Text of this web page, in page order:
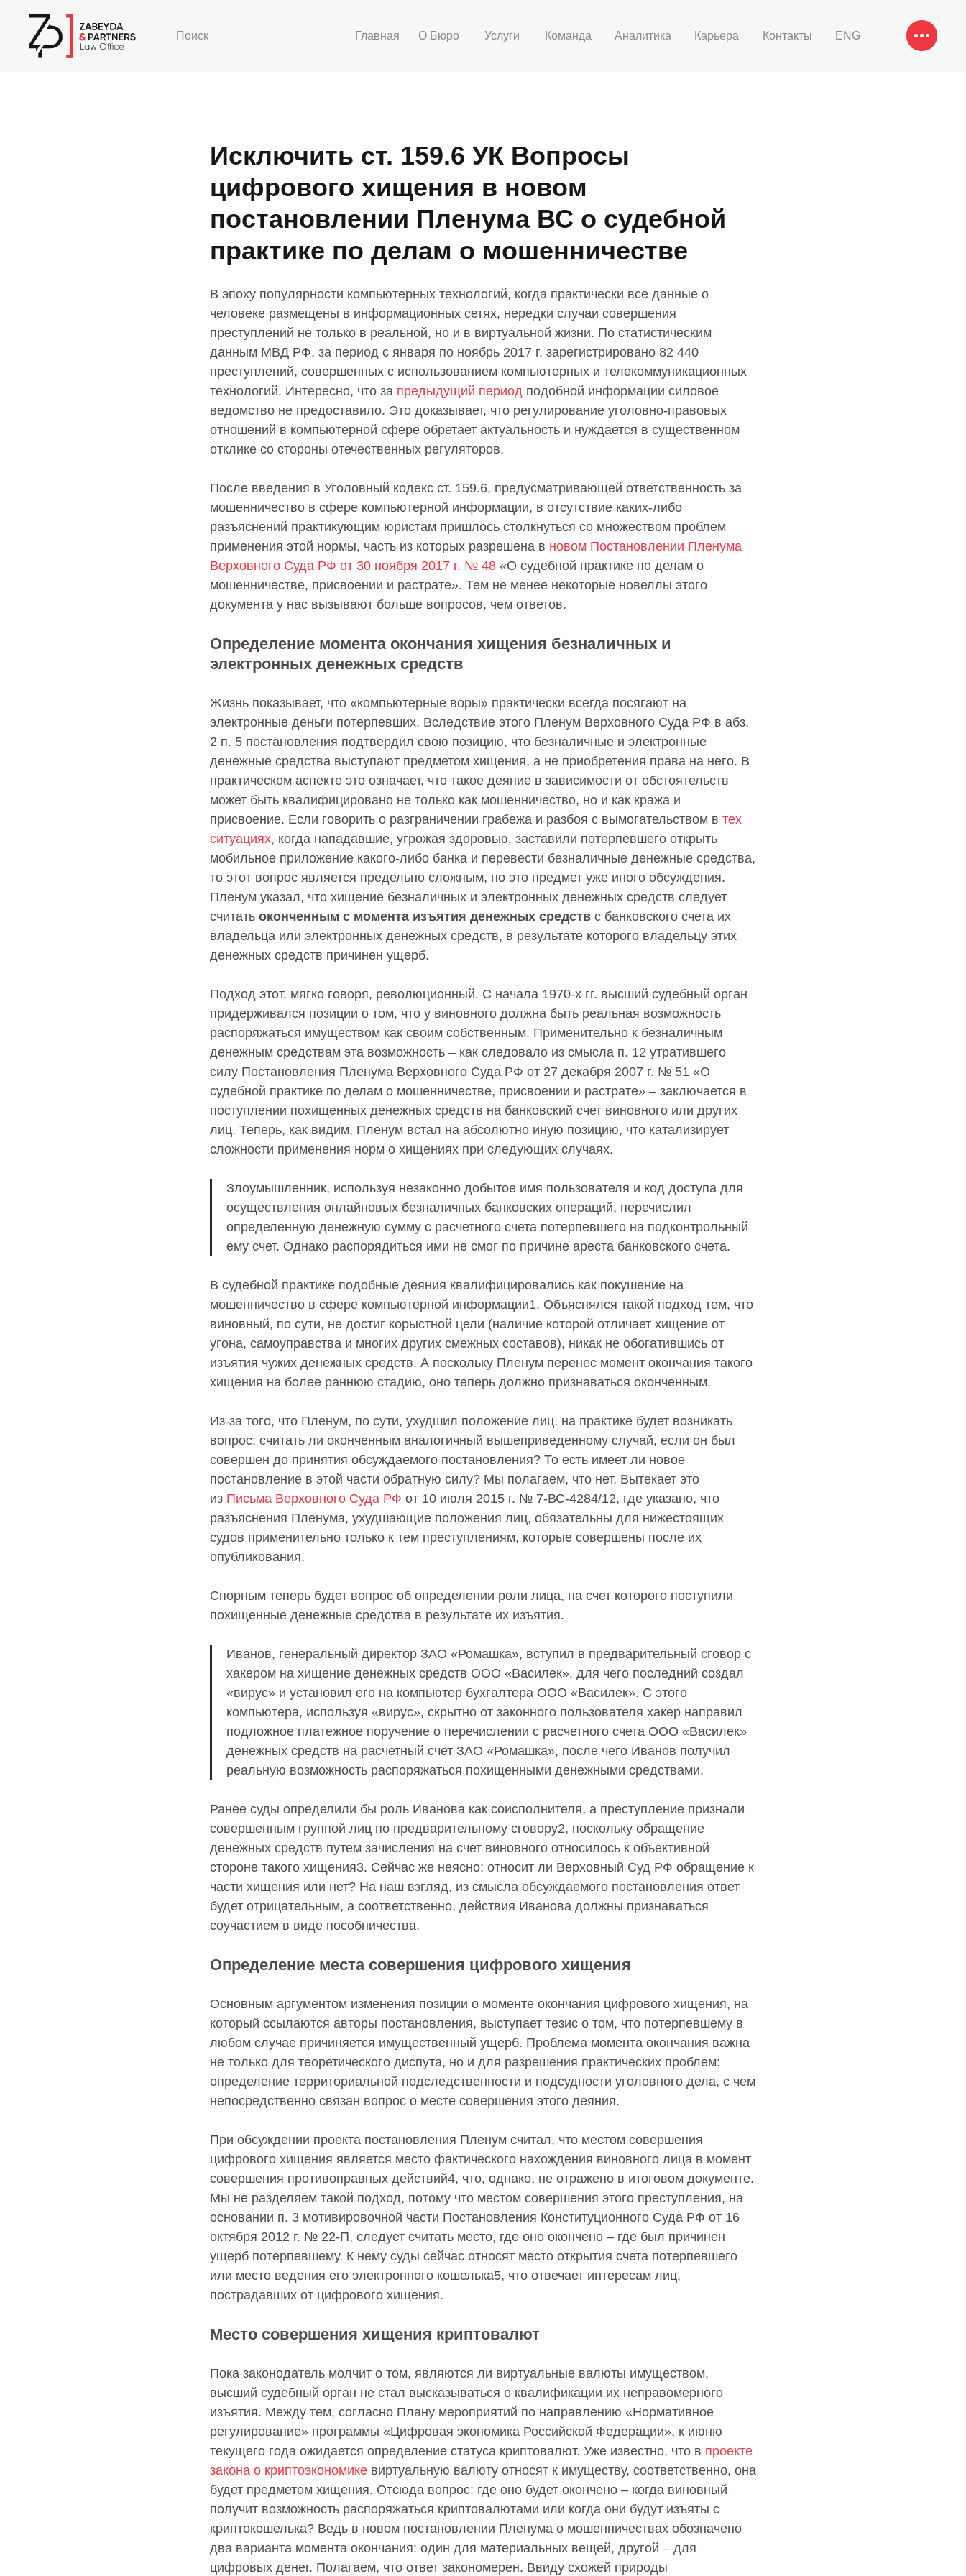
Поиск ENG
Аналитика Контакты
Карьера
Команда
Главная О Бюро Услуги
Исключить ст. 159.6 УК Вопросы
цифрового хищения в новом
постановлении Пленума ВС о судебной
практике по делам о мошенничестве
В эпоху популярности компьютерных технологий, когда практически все данные о
человеке размещены в информационных сетях, нередки случаи совершения
преступлений не только в реальной, но и в виртуальной жизни. По статистическим
данным МВД РФ, за период c января по ноябрь 2017 г. зарегистрировано 82 440
преступлений, совершенных с использованием компьютерных и телекоммуникационных
технологий. Интересно, что за предыдущий период подобной информации силовое
ведомство не предоставило. Это доказывает, что регулирование уголовно-правовых
отношений в компьютерной сфере обретает актуальность и нуждается в существенном
отклике со стороны отечественных регуляторов.
После введения в Уголовный кодекс ст. 159.6, предусматривающей ответственность за
мошенничество в сфере компьютерной информации, в отсутствие каких-либо
разъяснений практикующим юристам пришлось столкнуться со множеством проблем
применения этой нормы, часть из которых разрешена в новом Постановлении Пленума
Верховного Суда РФ от 30 ноября 2017 г. № 48 «О судебной практике по делам о
мошенничестве, присвоении и растрате». Тем не менее некоторые новеллы этого
документа у нас вызывают больше вопросов, чем ответов.
Определение момента окончания хищения безналичных и
электронных денежных средств
Жизнь показывает, что «компьютерные воры» практически всегда посягают на
электронные деньги потерпевших. Вследствие этого Пленум Верховного Суда РФ в абз.
2 п. 5 постановления подтвердил свою позицию, что безналичные и электронные
денежные средства выступают предметом хищения, а не приобретения права на него. В
практическом аспекте это означает, что такое деяние в зависимости от обстоятельств
может быть квалифицировано не только как мошенничество, но и как кража и
присвоение. Если говорить о разграничении грабежа и разбоя с вымогательством в тех
ситуациях, когда нападавшие, угрожая здоровью, заставили потерпевшего открыть
мобильное приложение какого-либо банка и перевести безналичные денежные средства,
то этот вопрос является предельно сложным, но это предмет уже иного обсуждения.
Пленум указал, что хищение безналичных и электронных денежных средств следует
считать оконченным с момента изъятия денежных средств с банковского счета их
владельца или электронных денежных средств, в результате которого владельцу этих
денежных средств причинен ущерб.
Подход этот, мягко говоря, революционный. С начала 1970-х гг. высший судебный орган
придерживался позиции о том, что у виновного должна быть реальная возможность
распоряжаться имуществом как своим собственным. Применительно к безналичным
денежным средствам эта возможность – как следовало из смысла п. 12 утратившего
силу Постановления Пленума Верховного Суда РФ от 27 декабря 2007 г. № 51 «О
судебной практике по делам о мошенничестве, присвоении и растрате» – заключается в
поступлении похищенных денежных средств на банковский счет виновного или других
лиц. Теперь, как видим, Пленум встал на абсолютно иную позицию, что катализирует
сложности применения норм о хищениях при следующих случаях.
Злоумышленник, используя незаконно добытое имя пользователя и код доступа для
осуществления онлайновых безналичных банковских операций, перечислил
определенную денежную сумму с расчетного счета потерпевшего на подконтрольный
ему счет. Однако распорядиться ими не смог по причине ареста банковского счета.
В судебной практике подобные деяния квалифицировались как покушение на
мошенничество в сфере компьютерной информации1. Объяснялся такой подход тем, что
виновный, по сути, не достиг корыстной цели (наличие которой отличает хищение от
угона, самоуправства и многих других смежных составов), никак не обогатившись от
изъятия чужих денежных средств. А поскольку Пленум перенес момент окончания такого
хищения на более раннюю стадию, оно теперь должно признаваться оконченным.
Из-за того, что Пленум, по сути, ухудшил положение лиц, на практике будет возникать
вопрос: считать ли оконченным аналогичный вышеприведенному случай, если он был
совершен до принятия обсуждаемого постановления? То есть имеет ли новое
постановление в этой части обратную силу? Мы полагаем, что нет. Вытекает это
из Письма Верховного Суда РФ от 10 июля 2015 г. № 7-ВС-4284/12, где указано, что
разъяснения Пленума, ухудшающие положения лиц, обязательны для нижестоящих
судов применительно только к тем преступлениям, которые совершены после их
опубликования.
Спорным теперь будет вопрос об определении роли лица, на счет которого поступили
похищенные денежные средства в результате их изъятия.
Иванов, генеральный директор ЗАО «Ромашка», вступил в предварительный сговор с
хакером на хищение денежных средств ООО «Василек», для чего последний создал
«вирус» и установил его на компьютер бухгалтера ООО «Василек». С этого
компьютера, используя «вирус», скрытно от законного пользователя хакер направил
подложное платежное поручение о перечислении с расчетного счета ООО «Василек»
денежных средств на расчетный счет ЗАО «Ромашка», после чего Иванов получил
реальную возможность распоряжаться похищенными денежными средствами.
Ранее суды определили бы роль Иванова как соисполнителя, а преступление признали
совершенным группой лиц по предварительному сговору2, поскольку обращение
денежных средств путем зачисления на счет виновного относилось к объективной
стороне такого хищения3. Сейчас же неясно: относит ли Верховный Суд РФ обращение к
части хищения или нет? На наш взгляд, из смысла обсуждаемого постановления ответ
будет отрицательным, а соответственно, действия Иванова должны признаваться
соучастием в виде пособничества.
Определение места совершения цифрового хищения
Основным аргументом изменения позиции о моменте окончания цифрового хищения, на
который ссылаются авторы постановления, выступает тезис о том, что потерпевшему в
любом случае причиняется имущественный ущерб. Проблема момента окончания важна
не только для теоретического диспута, но и для разрешения практических проблем:
определение территориальной подследственности и подсудности уголовного дела, с чем
непосредственно связан вопрос о месте совершения этого деяния.
При обсуждении проекта постановления Пленум считал, что местом совершения
цифрового хищения является место фактического нахождения виновного лица в момент
совершения противоправных действий4, что, однако, не отражено в итоговом документе.
Мы не разделяем такой подход, потому что местом совершения этого преступления, на
основании п. 3 мотивировочной части Постановления Конституционного Суда РФ от 16
октября 2012 г. № 22-П, следует считать место, где оно окончено – где был причинен
ущерб потерпевшему. К нему суды сейчас относят место открытия счета потерпевшего
или место ведения его электронного кошелька5, что отвечает интересам лиц,
пострадавших от цифрового хищения.
Место совершения хищения криптовалют
Пока законодатель молчит о том, являются ли виртуальные валюты имуществом,
высший судебный орган не стал высказываться о квалификации их неправомерного
изъятия. Между тем, согласно Плану мероприятий по направлению «Нормативное
регулирование» программы «Цифровая экономика Российской Федерации», к июню
текущего года ожидается определение статуса криптовалют. Уже известно, что в проекте
закона о криптоэкономике виртуальную валюту относят к имуществу, соответственно, она
будет предметом хищения. Отсюда вопрос: где оно будет окончено – когда виновный
получит возможность распоряжаться криптовалютами или когда они будут изъяты с
криптокошелька? Ведь в новом постановлении Пленума о мошенничествах обозначено
два варианта момента окончания: один для материальных вещей, другой – для
цифровых денег. Полагаем, что ответ закономерен. Ввиду схожей природы